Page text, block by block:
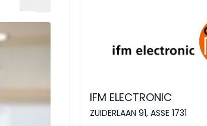
IFM ELECTRONIC
ZUIDERLAAN 91, ASSE 1731